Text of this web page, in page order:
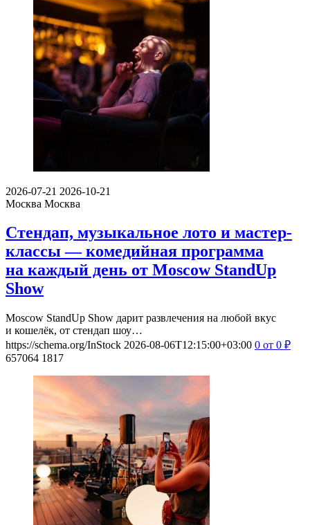
2026-07-21 2026-10-21
Москва Москва
Стендап, музыкальное лото и мастер-
классы — комедийная программа
на каждый день от Moscow StandUp
Show
Moscow StandUp Show дарит развлечения на любой вкус
и кошелёк, от стендап шоу…
https://schema.org/InStock 2026-08-06T12:15:00+03:00 0 от 0 ₽
657064 1817